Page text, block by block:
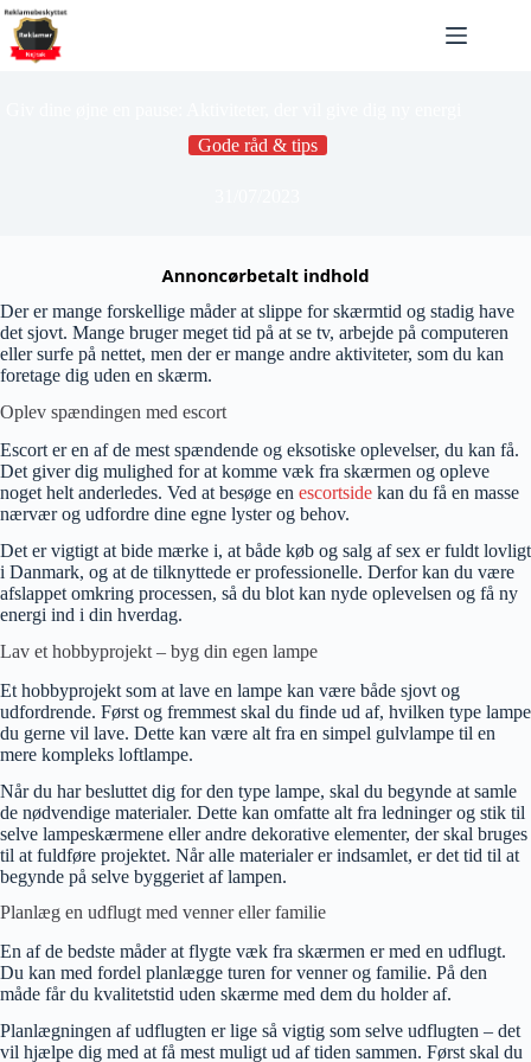
Fortsæt
indhold
Gode råd & tips
Der er mange forskellige måder at slippe for skærmtid og stadig have
det sjovt. Mange bruger meget tid på at se tv, arbejde på computeren
eller surfe på nettet, men der er mange andre aktiviteter, som du kan
foretage dig uden en skærm.
Oplev spændingen med escort
Escort er en af de mest spændende og eksotiske oplevelser, du kan få.
Det giver dig mulighed for at komme væk fra skærmen og opleve
noget helt anderledes. Ved at besøge en escortside kan du få en masse
nærvær og udfordre dine egne lyster og behov.
Det er vigtigt at bide mærke i, at både køb og salg af sex er fuldt lovligt
i Danmark, og at de tilknyttede er professionelle. Derfor kan du være
afslappet omkring processen, så du blot kan nyde oplevelsen og få ny
energi ind i din hverdag.
Lav et hobbyprojekt – byg din egen lampe
Et hobbyprojekt som at lave en lampe kan være både sjovt og
udfordrende. Først og fremmest skal du finde ud af, hvilken type lampe
du gerne vil lave. Dette kan være alt fra en simpel gulvlampe til en
mere kompleks loftlampe.
Når du har besluttet dig for den type lampe, skal du begynde at samle
de nødvendige materialer. Dette kan omfatte alt fra ledninger og stik til
selve lampeskærmene eller andre dekorative elementer, der skal bruges
til at fuldføre projektet. Når alle materialer er indsamlet, er det tid til at
begynde på selve byggeriet af lampen.
Planlæg en udflugt med venner eller familie
En af de bedste måder at flygte væk fra skærmen er med en udflugt.
Du kan med fordel planlægge turen for venner og familie. På den
måde får du kvalitetstid uden skærme med dem du holder af.
Planlægningen af udflugten er lige så vigtig som selve udflugten – det
vil hjælpe dig med at få mest muligt ud af tiden sammen. Først skal du